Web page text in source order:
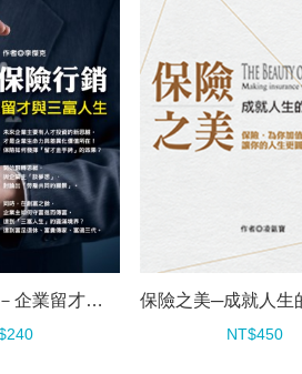
企業保險行銷－企業留才與三富人生
NT$450